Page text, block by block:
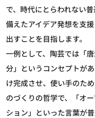
で、時代にとらわれない
備えたアイデア発想を支
出すことを目指します。
一例として、陶芸では「
分」というコンセプトが
け完成させ、使い手のた
のづくりの哲学で、「オ
ション」といった言葉が